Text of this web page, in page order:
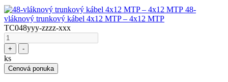
48-
vláknový trunkový kábel 4x12 MTP – 4x12 MTP
TC048yyy-zzzz-xxx
+ -
ks
Cenová ponuka